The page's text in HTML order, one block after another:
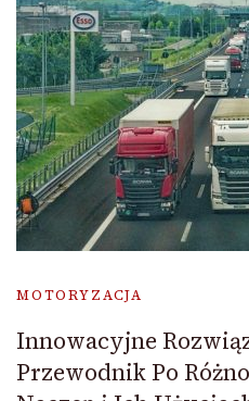
MOTORYZACJA
Innowacyjne
Przewodnik Po